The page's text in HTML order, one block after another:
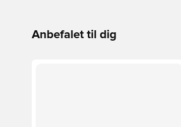
Anbefalet til dig